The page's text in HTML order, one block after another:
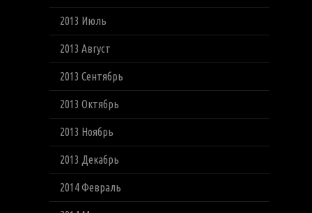
2013 Июль
2013 Август
2013 Сентябрь
2013 Октябрь
2013 Ноябрь
2013 Декабрь
2014 Февраль